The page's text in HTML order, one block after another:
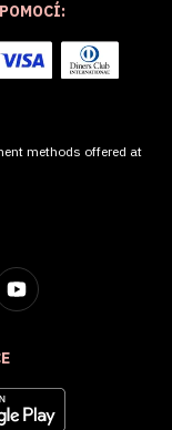
methods offered at